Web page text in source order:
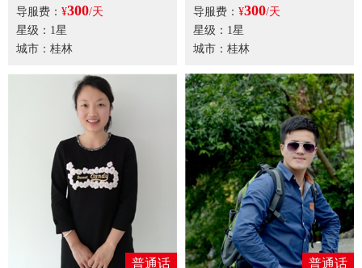
导服费： ¥300/天
星级：1星
城市：桂林
导服费： ¥300/天
星级：1星
城市：桂林
普通话 普通话